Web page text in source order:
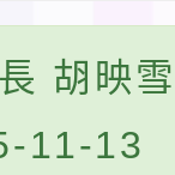
胡映
11-13